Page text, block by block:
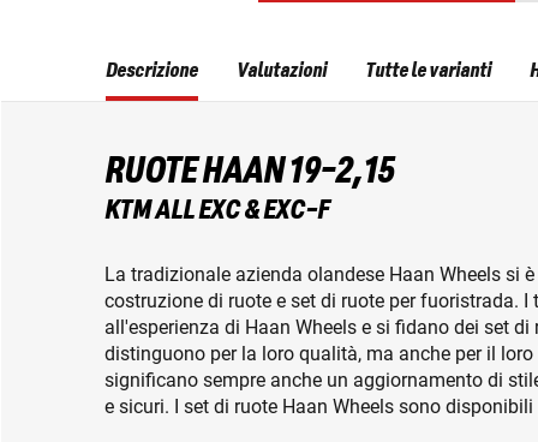
Descrizione
RUOTE HAAN 19-2,15
KTM ALL EXC & EXC-F
La tradizionale azienda olandese Haan Wheels si
costruzione di ruote e set di ruote per fuoristrada.
all'esperienza di Haan Wheels e si fidano dei set
distinguono per la loro qualità, ma anche per il
significano sempre anche un aggiornamento di
e sicuri. I set di ruote Haan Wheels sono
Valutazioni Tutte le varianti